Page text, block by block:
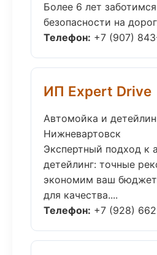
Более 6 лет
безопасности на
Телефон: +7 (907)
ИП Expert Drive
Автомойка и
Нижневартовск
Экспертный подход к
детейлинг: точные
экономим ваш
для качества....
Телефон: +7 (928)